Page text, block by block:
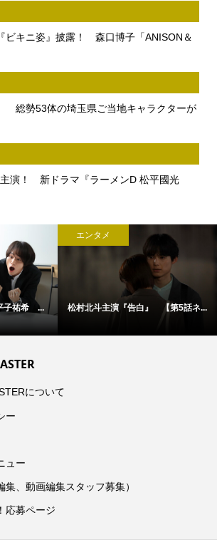
ビキニ姿』披露！ 森口博子「ANISON＆
総勢53体の埼玉県ご当地キャラクターが
演！ 新ドラマ『ラーメンD 松平國光
子祐希 ...
エンタメ
松村北斗主演『告白』 【第5話ネ...
について
ー
ュー
、動画編集スタッフ募集）
応募ページ